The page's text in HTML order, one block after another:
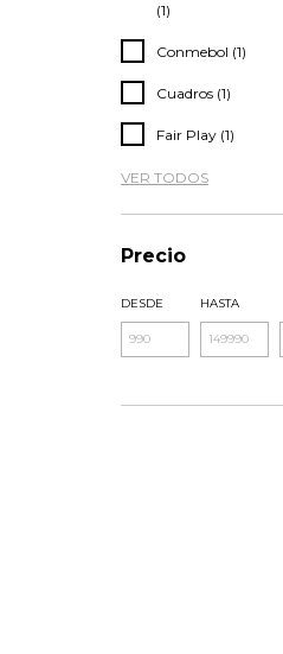
(1)
Conmebol (1)
Cuadros (1)
Fair Play (1)
VER TODOS
Precio
DESDE HASTA